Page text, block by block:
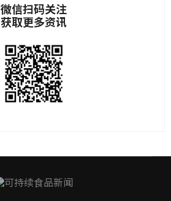
微信扫码关注
获取更多资讯